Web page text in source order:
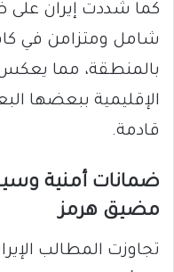
كما شددت إيران على
شامل ومتزامن في
بالمنطقة، مما
الإقليمية ببعضها
قادمة.
ضمانات أمنية
مضيق هرمز
تجاوزت المطالب